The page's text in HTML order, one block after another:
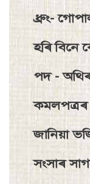
ধ্ৰুং-
হৰি বিনে
পদ -
কমলপত্ৰৰ
জানিয়া
সংসাৰ